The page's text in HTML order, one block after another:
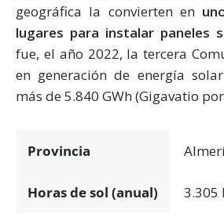
geográfica la convierten en
lugares para instalar paneles
fue, el año 2022, la tercera
en generación de energía
más de 5.840 GWh (Gigavatio
Provincia
Horas de sol (anual) 3.305